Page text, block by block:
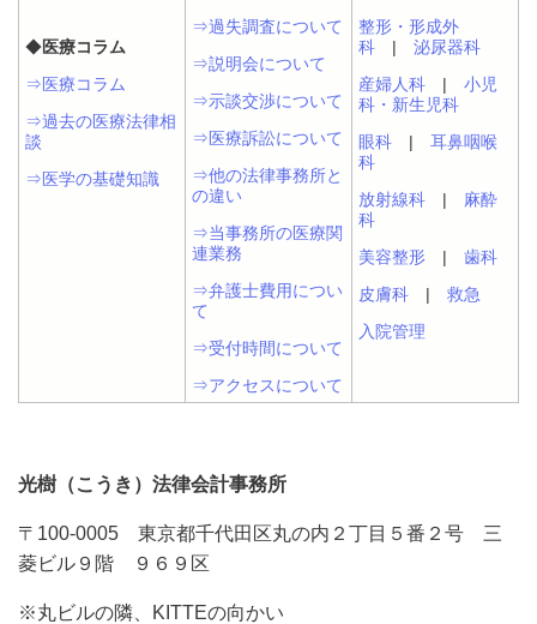
◆医療コラム
⇒医療コラム
⇒過去の医療法律相
談
⇒医学の基礎知識
⇒過失調査について
⇒説明会について
⇒示談交渉について
⇒医療訴訟について
⇒他の法律事務所と
の違い
⇒当事務所の医療関
連業務
⇒弁護士費用につい
て
⇒受付時間について
⇒アクセスについて
整形・形成外
科 | 泌尿器科
産婦人科 | 小児
科・新生児科
眼科 | 耳鼻咽喉
科
放射線科 | 麻酔
科
美容整形 | 歯科
皮膚科 | 救急
入院管理
光樹（こうき）法律会計事務所
〒100-0005 東京都千代田区丸の内２丁目５番２号 三
菱ビル９階 ９６９区
※丸ビルの隣、KITTEの向かい